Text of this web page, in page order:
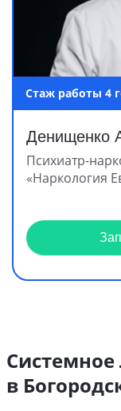
Стаж работы 4
Денищенко
Психиатр-
«Наркология
Системное
в